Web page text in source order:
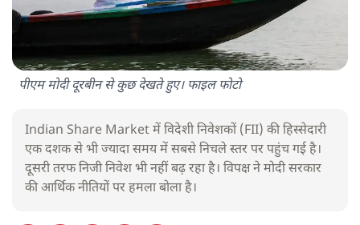
पीएम मोदी दूरबीन से कुछ देखते हुए। फाइल फोटो
Indian Share Market में विदेशी निवेशकों (FII) की हिस्सेदारी
एक दशक से भी ज्यादा समय में सबसे निचले स्तर पर पहुंच गई है।
दूसरी तरफ निजी निवेश भी नहीं बढ़ रहा है। विपक्ष ने मोदी सरकार
की आर्थिक नीतियों पर हमला बोला है।